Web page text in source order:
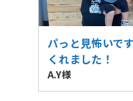
パっと見怖いで
くれました！
A.Y様